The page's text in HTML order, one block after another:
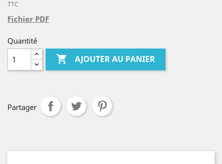
TTC
Fichier PDF
Quantité
 AJOUTER AU PANIER
Partager